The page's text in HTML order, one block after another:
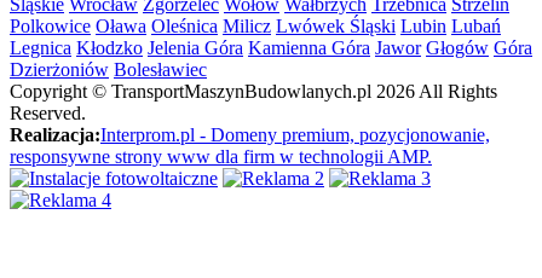
Polkowice Oława Oleśnica Milicz Lwówek Śląski Lubin Lubań
Legnica Kłodzko Jelenia Góra Kamienna Góra Jawor Głogów Góra
Dzierżoniów Bolesławiec
Copyright © TransportMaszynBudowlanych.pl 2026 All Rights
Reserved.
Realizacja:Interprom.pl - Domeny premium, pozycjonowanie,
responsywne strony www dla firm w technologii AMP.